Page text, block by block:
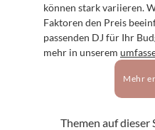
können stark variieren.
Faktoren den Preis
passenden DJ für Ihr
mehr in unserem
Mehr
Themen auf dieser